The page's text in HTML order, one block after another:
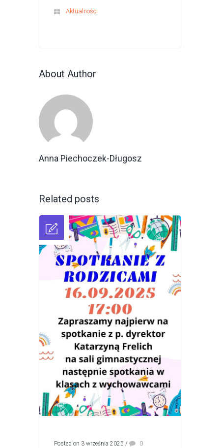
Aktualności
About Author
Anna Piechoczek-Długosz
Related posts
Posted on 3 września 2025 /
0